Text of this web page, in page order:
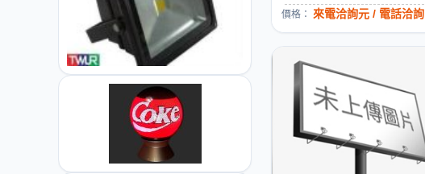
價格： 來電洽詢元 / 電話洽詢